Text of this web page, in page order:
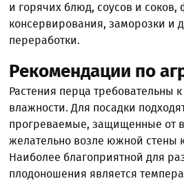
и горячих блюд, соусов и
консервирования, заморозки и
переработки.
Рекомендации по
Растения перца требовательны к
влажности. Для посадки
прогреваемые, защищенные от
желательно возле южной стены
Наиболее благоприятной для
плодоношения является